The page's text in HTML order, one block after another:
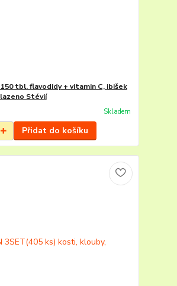
150 tbl. flavodidy + vitamin C, ibišek
Stévií
Skladem
Přidat do košíku